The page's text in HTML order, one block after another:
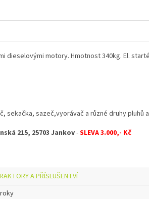
dieselovými motory. Hmotnost 340kg. El.
sazeč,vyorávač a různé druhy pluhů
215, 25703 Jankov-SLEVA 3.000,- Kč
A PŘÍSLUŠENTVÍ